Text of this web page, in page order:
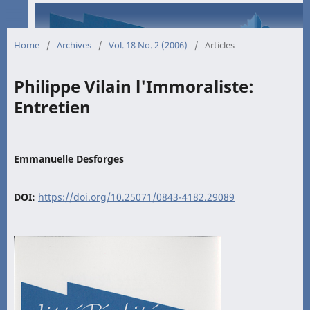
Home / Archives / Vol. 18 No. 2 (2006) / Articles
Philippe Vilain l'Immoraliste:
Entretien
Emmanuelle Desforges
DOI: https://doi.org/10.25071/0843-4182.29089